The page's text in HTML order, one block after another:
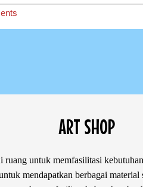
ART SHOP
ruang untuk memfasilitasi
mendapatkan berbagai material